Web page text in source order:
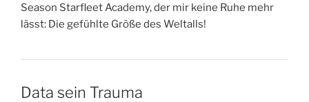
Season Starfleet Academy, der mir keine Ruhe mehr
lässt: Die gefühlte Größe des Weltalls!
Data sein Trauma